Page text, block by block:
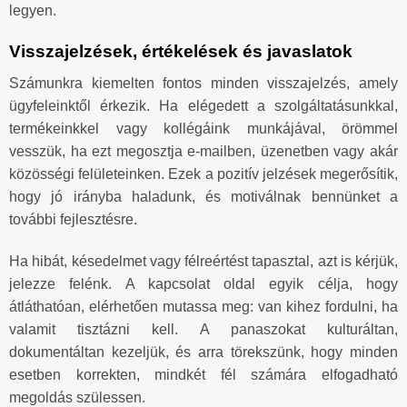
legyen.
Visszajelzések, értékelések és javaslatok
Számunkra kiemelten fontos minden visszajelzés, amely
ügyfeleinktől érkezik. Ha elégedett a szolgáltatásunkkal,
termékeinkkel vagy kollégáink munkájával, örömmel
vesszük, ha ezt megosztja e-mailben, üzenetben vagy akár
közösségi felületeinken. Ezek a pozitív jelzések megerősítik,
hogy jó irányba haladunk, és motiválnak bennünket a
további fejlesztésre.
Ha hibát, késedelmet vagy félreértést tapasztal, azt is kérjük,
jelezze felénk. A kapcsolat oldal egyik célja, hogy
átláthatóan, elérhetően mutassa meg: van kihez fordulni, ha
valamit tisztázni kell. A panaszokat kulturáltan,
dokumentáltan kezeljük, és arra törekszünk, hogy minden
esetben korrekten, mindkét fél számára elfogadható
megoldás szülessen.